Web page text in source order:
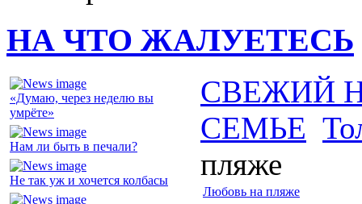
НА ЧТО ЖАЛУЕТЕСЬ
«Думаю, через неделю вы
умрёте»
Нам ли быть в печали?
Не так уж и хочется колбасы
СВЕЖИЙ
СЕМЬЕ
пляже
Любовь на пляже